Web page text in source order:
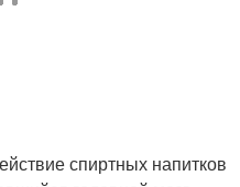
спиртных напитков